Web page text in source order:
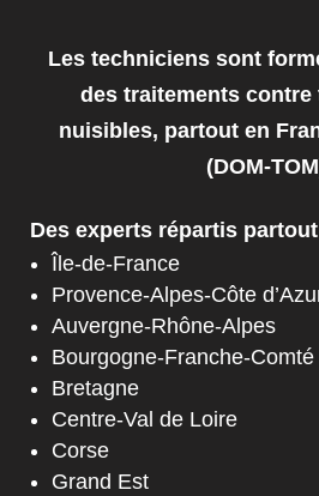
Les techniciens sont
des traitements contre
nuisibles, partout en
(DOM-
Des experts répartis
Île-de-France
Provence-Alpes-Côte
Auvergne-Rhône-Alpes
Bourgogne-Franche-Comté
Bretagne
Centre-Val de Loire
Corse
Grand Est